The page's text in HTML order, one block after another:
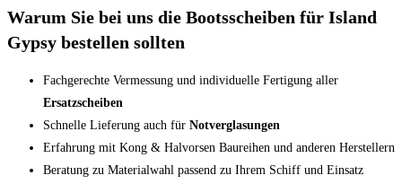
Warum Sie bei uns die Bootsscheiben für Island
Gypsy bestellen sollten
Fachgerechte Vermessung und individuelle Fertigung aller
Ersatzscheiben
Schnelle Lieferung auch für Notverglasungen
Erfahrung mit Kong & Halvorsen Baureihen und anderen Herstellern
Beratung zu Materialwahl passend zu Ihrem Schiff und Einsatz